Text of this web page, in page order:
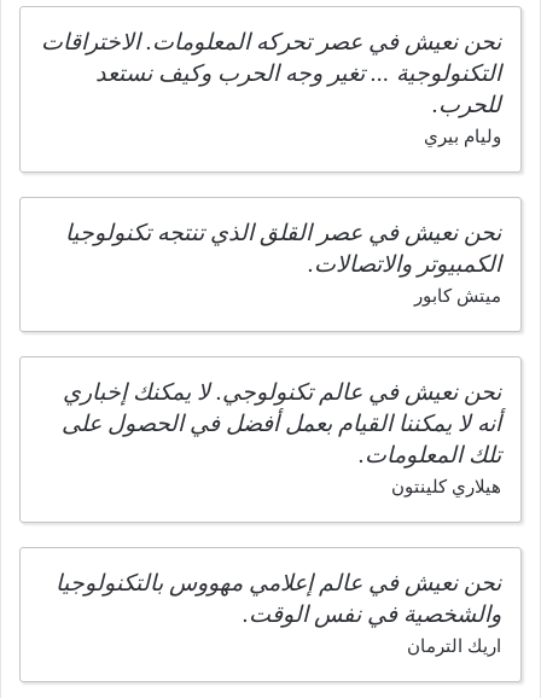
نحن نعيش في عصر تحركه المعلومات. الاختراقات
التكنولوجية … تغير وجه الحرب وكيف نستعد
للحرب.
وليام بيري
نحن نعيش في عصر القلق الذي تنتجه تكنولوجيا
الكمبيوتر والاتصالات.
ميتش كابور
نحن نعيش في عالم تكنولوجي. لا يمكنك إخباري
أنه لا يمكننا القيام بعمل أفضل في الحصول على
تلك المعلومات.
هيلاري كلينتون
نحن نعيش في عالم إعلامي مهووس بالتكنولوجيا
والشخصية في نفس الوقت.
اريك الترمان